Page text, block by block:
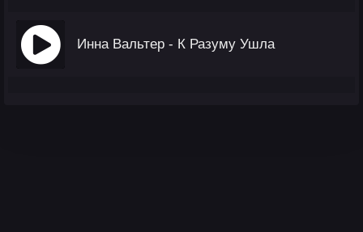
Инна Вальтер - К Разуму Ушла